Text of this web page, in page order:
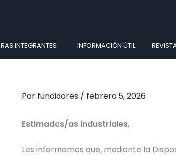
INTEGRANTES INFORMACIÓN ÚTIL
Por fundidores / febrero 5, 2026
Estimados/as industriales,
Les informamos que, mediante la